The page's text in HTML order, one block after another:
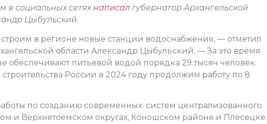
в социальных сетяхнаписал губернатор Архангельской
Цыбульский.
в регионе новые станции водоснабжения, — отметил
области Александр Цыбульский. — За это время
обеспечивают питьевой водой порядка 29 тысяч человек.
России в 2024 году продолжим работу по 8
по созданию современных систем централизованного
и Верхнетоемском округах, Коношском районе и Плесецке.